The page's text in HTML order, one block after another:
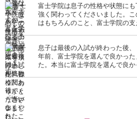
富士学院は息子の性格や状態に
強く関わってくださいました。
はもちろんのこと、富士学院の
息子は最後の入試が終わった後
年前、富士学院を選んで良かっ
た。本当に富士学院を選んで良か